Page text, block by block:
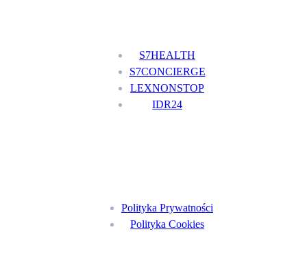
S7HEALTH
S7CONCIERGE
LEXNONSTOP
IDR24
Polityka Prywatności
Polityka Cookies